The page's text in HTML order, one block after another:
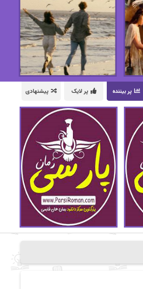
پر بیننده پر لایک پیشنهادی